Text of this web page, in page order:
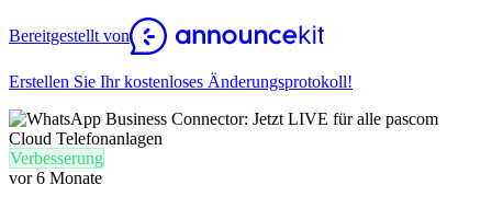
Bereitgestellt von
Erstellen Sie Ihr kostenloses Änderungsprotokoll!
Verbesserung
vor 6 Monate